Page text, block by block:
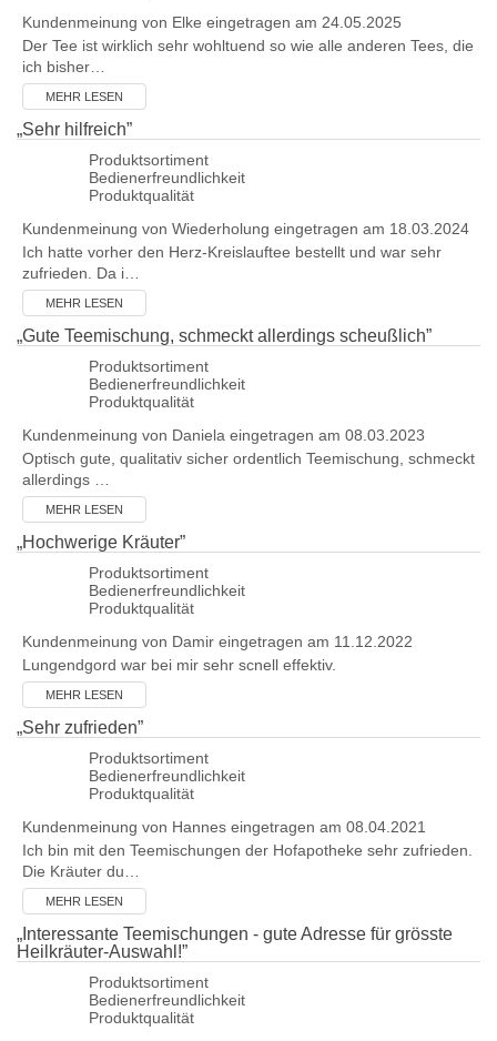
Kundenmeinung von Elke eingetragen am 24.05.2025
Der Tee ist wirklich sehr wohltuend so wie alle anderen Tees, die
ich bisher…
MEHR LESEN
„Sehr hilfreich”
Produktsortiment
Bedienerfreundlichkeit
Produktqualität
Kundenmeinung von Wiederholung eingetragen am 18.03.2024
Ich hatte vorher den Herz-Kreislauftee bestellt und war sehr
zufrieden. Da i…
MEHR LESEN
„Gute Teemischung, schmeckt allerdings scheußlich”
Produktsortiment
Bedienerfreundlichkeit
Produktqualität
Kundenmeinung von Daniela eingetragen am 08.03.2023
Optisch gute, qualitativ sicher ordentlich Teemischung, schmeckt
allerdings …
MEHR LESEN
„Hochwerige Kräuter”
Produktsortiment
Bedienerfreundlichkeit
Produktqualität
Kundenmeinung von Damir eingetragen am 11.12.2022
Lungendgord war bei mir sehr scnell effektiv.
MEHR LESEN
„Sehr zufrieden”
Produktsortiment
Bedienerfreundlichkeit
Produktqualität
Kundenmeinung von Hannes eingetragen am 08.04.2021
Ich bin mit den Teemischungen der Hofapotheke sehr zufrieden.
Die Kräuter du…
MEHR LESEN
„ Interessante Teemischungen - gute Adresse für grösste
Heilkräuter-Auswahl!”
Produktsortiment
Bedienerfreundlichkeit
Produktqualität